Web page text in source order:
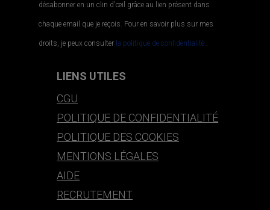
désabonner en un clin d'œil grâce au lien présent dans
chaque email que je reçois. Pour en savoir plus sur mes
droits, je peux consulter la politique de confidentialité..
LIENS UTILES
CGU
POLITIQUE DE CONFIDENTIALITÉ
POLITIQUE DES COOKIES
MENTIONS LÉGALES
AIDE
RECRUTEMENT